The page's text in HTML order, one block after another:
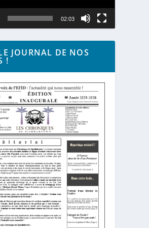
02:03
JOURNAL DE NOS
!